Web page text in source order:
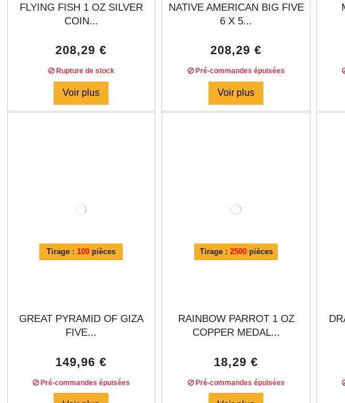
FLYING FISH 1 OZ SILVER
COIN...
208,29 €
Rupture de stock
Voir plus
NATIVE AMERICAN BIG FIVE
6 X 5...
208,29 €
Pré-commandes épuisées
Voir plus
Tirage : 100 pièces
GREAT PYRAMID OF GIZA
FIVE...
149,96 €
Pré-commandes épuisées
Tirage : 2500pièces
RAINBOW PARROT 1 OZ
COPPER MEDAL...
18,29 €
Pré-commandes épuisées